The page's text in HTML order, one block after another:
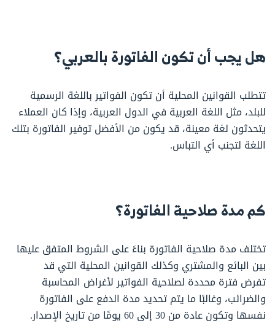
هل يجب أن تكون الفاتورة بالعربي؟
تتطلب القوانين المحلية أن تكون الفواتير باللغة الرسمية
للبلد، مثل اللغة العربية في الدول العربية، وإذا كان العملاء
يتحدثون لغة معينة، قد يكون من الأفضل توفير الفاتورة بتلك
اللغة لتجنب أي التباس.
كم مدة صلاحية الفاتورة؟
تختلف مدة صلاحية الفاتورة بناءً على الشروط المتفق عليها
بين البائع والمشتري وكذلك القوانين المحلية التي قد
تفرض فترة محددة لصلاحية الفواتير لأغراض المحاسبة
والضرائب، وغالبًا ما يتم تحديد مدة الدفع على الفاتورة
نفسها وتكون عادة من 30 إلى 60 يومًا من تاريخ الإصدار.